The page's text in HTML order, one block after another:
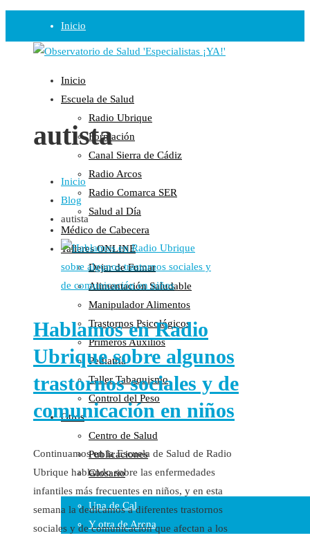
Inicio
Observatorio
Opinión
Radio
Guadalinfo Salud
Radio Guadalete
COPE Pontevedra
Salud en Radio Ubrique
Salud en Verano
Plataforma
Manifiestos
Comunicados
En nuestra Web
Colaboraciones
Cartas al Director
Medios de Comunicación
Otros
Vídeos
Audio
Cara Oscura Sanidad
Humor
Cal y Arena
Una de Cal
Y otra de Arena
Inicio
Escuela de Salud
Radio Ubrique
Formación
Canal Sierra de Cádiz
Radio Arcos
Radio Comarca SER
Salud al Día
Médico de Cabecera
Talleres ONLINE
Dejar de Fumar
Alimentación Saludable
Manipulador Alimentos
Trastornos Psicológicos
Primeros Auxilios
Pediatría
Taller Tabaquismo
Control del Peso
Otros
Centro de Salud
Publicaciones
Glosario
autista
Inicio
Blog
autista
Hablamos en Radio
Ubrique sobre algunos
trastornos sociales y de
comunicación en niños
Continuamos en la Escuela de Salud de Radio
Ubrique hablando sobre las enfermedades
infantiles más frecuentes en niños, y en esta
semana la dedicamos a diferentes trastornos
sociales y de comunicación que afectan a los